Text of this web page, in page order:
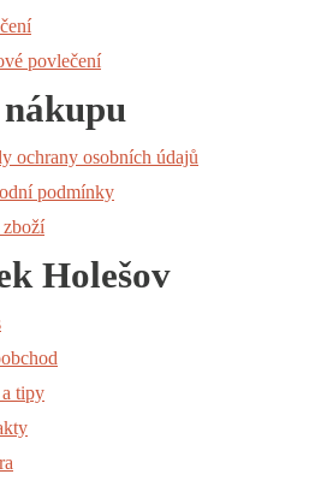
povlečení
nákupu
ochrany osobních údajů
podmínky
Holešov
tipy